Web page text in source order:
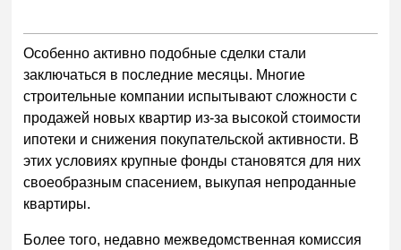
Особенно активно подобные сделки стали
заключаться в последние месяцы. Многие
строительные компании испытывают сложности с
продажей новых квартир из-за высокой стоимости
ипотеки и снижения покупательской активности. В
этих условиях крупные фонды становятся для них
своеобразным спасением, выкупая непроданные
квартиры.
Более того, недавно межведомственная комиссия